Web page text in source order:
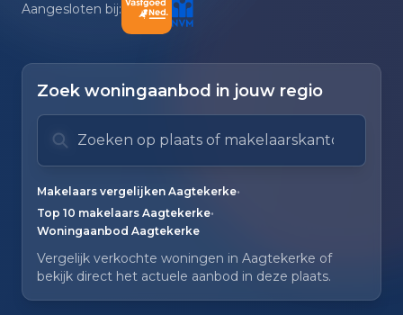
Aangesloten bij:
Zoek woningaanbod in jouw regio
Zoek op plaats of makelaarskantoor
Typ om te zoeken. Gebruik pijl omlaag en pijl
Makelaars vergelijken Aagtekerke•
Top 10 makelaars Aagtekerke•
Woningaanbod Aagtekerke
Vergelijk verkochte woningen in Aagtekerke of
bekijk direct het actuele aanbod in deze plaats.